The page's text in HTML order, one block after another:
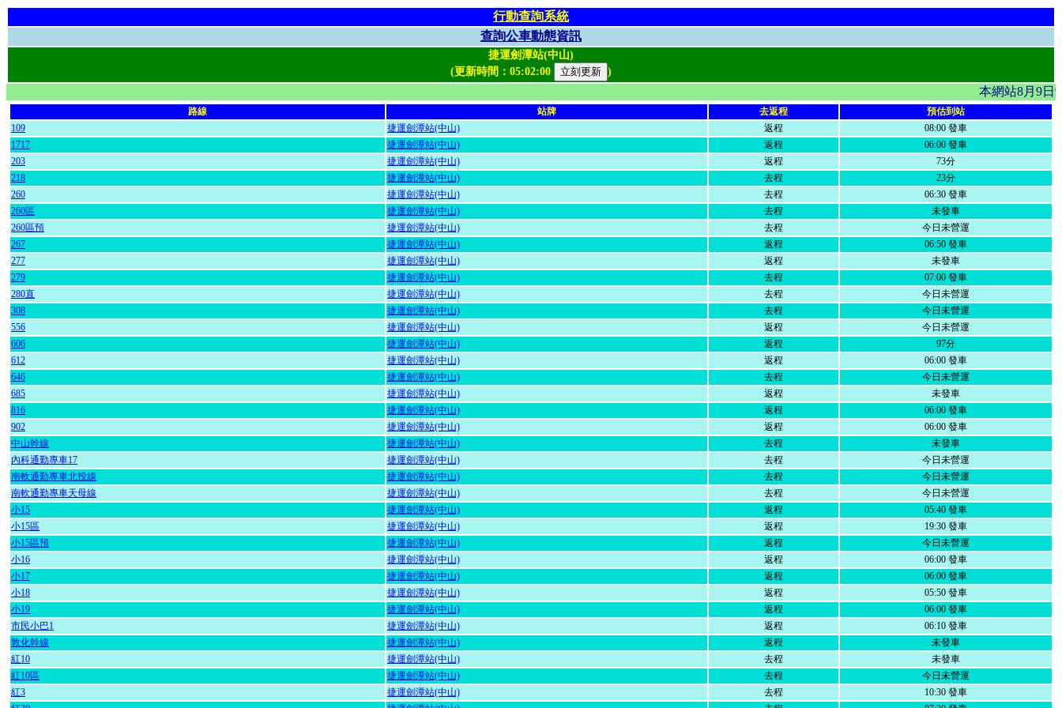
行動查詢系統
查詢公車動態資訊
捷運劍潭站(中山)
(更新時間： 05:02:00 )
本網站8月9
路線 站牌 去返程
預估到站
109
捷運劍潭站(中山) 返程
08:00 發車
1717
捷運劍潭站(中山) 返程
06:00 發車
203
捷運劍潭站(中山) 返程
73分
218
捷運劍潭站(中山) 去程
23分
260
捷運劍潭站(中山) 去程
06:30 發車
260區
捷運劍潭站(中山) 去程
未發車
260區預
捷運劍潭站(中山) 去程
今日未營運
267
捷運劍潭站(中山) 返程
06:50 發車
277
捷運劍潭站(中山) 返程
未發車
279
捷運劍潭站(中山) 去程
07:00 發車
280直
捷運劍潭站(中山) 去程
今日未營運
308
捷運劍潭站(中山) 去程
今日未營運
556
捷運劍潭站(中山) 返程
今日未營運
606
捷運劍潭站(中山) 返程
97分
612
捷運劍潭站(中山) 返程
06:00 發車
646
捷運劍潭站(中山) 去程
今日未營運
685
捷運劍潭站(中山) 返程
未發車
816
捷運劍潭站(中山) 返程
06:00 發車
902
捷運劍潭站(中山) 返程
06:00 發車
中山幹線
捷運劍潭站(中山) 去程
未發車
內科通勤專車17
捷運劍潭站(中山) 去程
今日未營運
南軟通勤專車北投線
捷運劍潭站(中山) 去程
今日未營運
南軟通勤專車天母線
捷運劍潭站(中山) 去程
今日未營運
小15
捷運劍潭站(中山) 返程
05:40 發車
小15區
捷運劍潭站(中山) 返程
19:30 發車
小15區預
捷運劍潭站(中山) 返程
今日未營運
小16
捷運劍潭站(中山) 返程
06:00 發車
小17
捷運劍潭站(中山) 返程
06:00 發車
小18
捷運劍潭站(中山) 返程
05:50 發車
小19
捷運劍潭站(中山) 返程
06:00 發車
市民小巴1
捷運劍潭站(中山) 返程
06:10 發車
敦化幹線
捷運劍潭站(中山) 返程
未發車
紅10
捷運劍潭站(中山) 去程
未發車
紅10區
捷運劍潭站(中山) 去程
今日未營運
紅3
捷運劍潭站(中山) 去程
10:30 發車